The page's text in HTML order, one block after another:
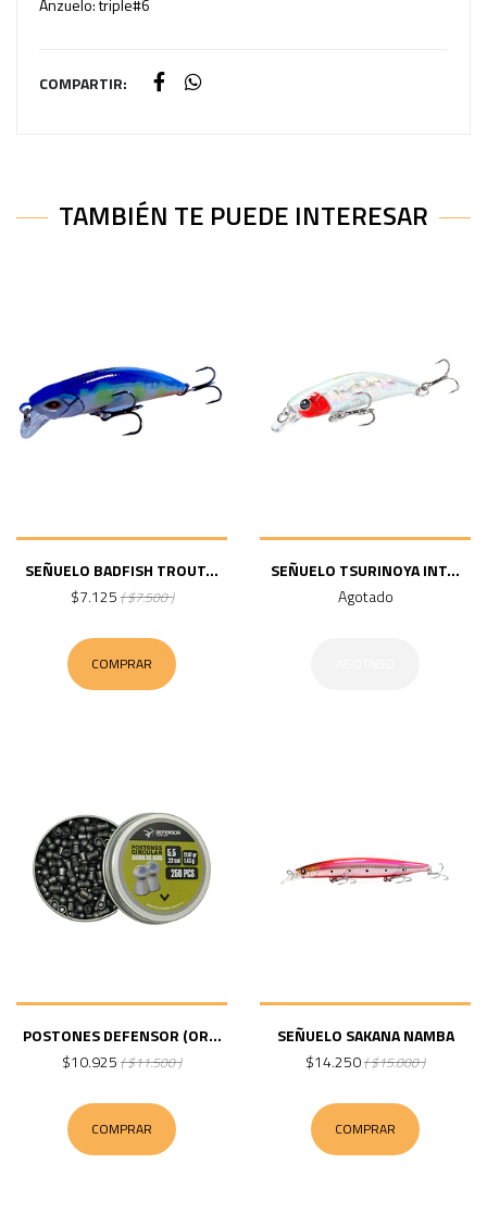
Anzuelo: triple#6
COMPARTIR:
TAMBIÉN TE PUEDE INTERESAR
SEÑUELO BADFISH TROUT...
$7.125( $7.500 )
COMPRAR
SEÑUELO TSURINOYA INT...
Agotado
POSTONES DEFENSOR (OR...
$10.925 ( $11.500 )
COMPRAR
SEÑUELO SAKANA NAMBA
$14.250( $15.000 )
COMPRAR